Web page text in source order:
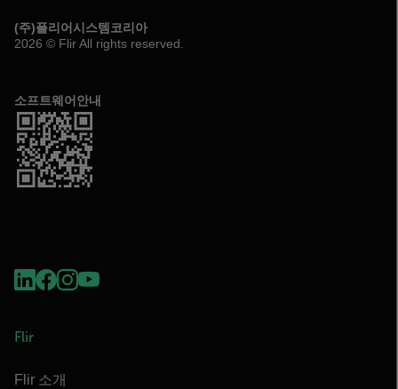
(주)플리어시스템코리아
2026 © Flir All rights reserved.
소프트웨어안내
Flir
Flir 소개